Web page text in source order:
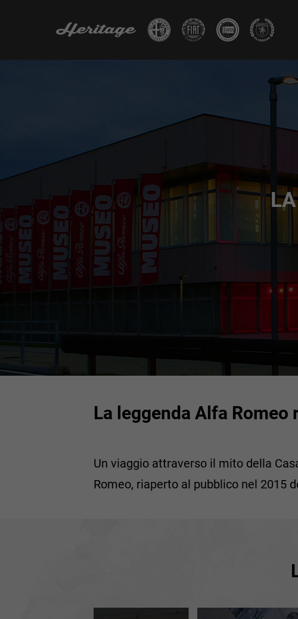
La leggenda Alfa
Un viaggio attraverso il mito della
Romeo, riaperto al pubblico nel 2015